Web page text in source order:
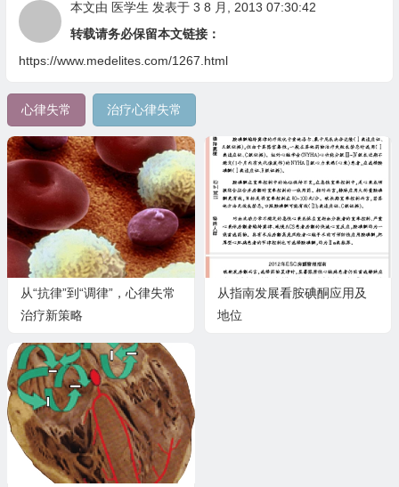
本文由 医学生 发表于 3 8 月, 2013 07:30:42
转载请务必保留本文链接：
https://www.medelites.com/1267.html
心律失常 治疗心律失常
从“抗律”到“调律”，心律失常
治疗新策略
从指南发展看胺碘酮应用及
地位